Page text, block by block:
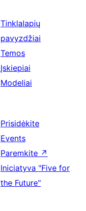
Tinklalapių
pavyzdžiai
Temos
Įskiepiai
Modeliai
Prisidėkite
Events
Paremkite ↗
Iniciatyva "Five for
the Future"